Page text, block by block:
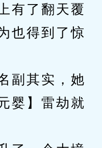
有了翻天覆
也得到了惊
其实，她
婴】雷劫就